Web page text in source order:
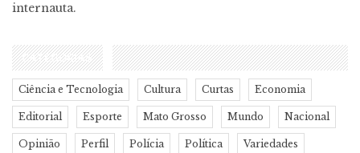
internauta.
CATEGORIAS
Ciência e Tecnologia Cultura Curtas Economia
Editorial Esporte Mato Grosso Mundo Nacional
Opinião Perfil Polícia Política Variedades